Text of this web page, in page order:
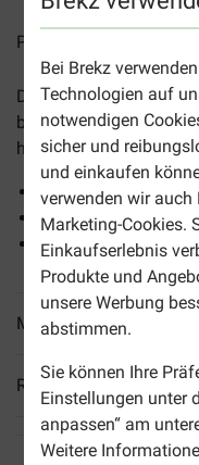
Bei Brekz
Technologien auf
notwendigen
sicher und
und einkaufen
verwenden wir auch
Marketing-Cookies.
Einkaufserlebnis
Produkte und
unsere Werbung
abstimmen.
Sie können Ihre
Einstellungen unter
anpassen“ am
Weitere
Preise inkl. MwSt zzgl.
DieCat's Best Original
biologisch. Sie
hat einen guten Geruch.
Pflanzlich
Hygienisch
Biologisch abbaubar
Mehr Produktinfos
Reviews